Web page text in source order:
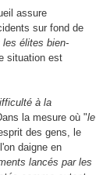
assure
sur fond de
élites bien-
situation est
à la
la mesure où "le
des gens, le
daigne en
lancés par les